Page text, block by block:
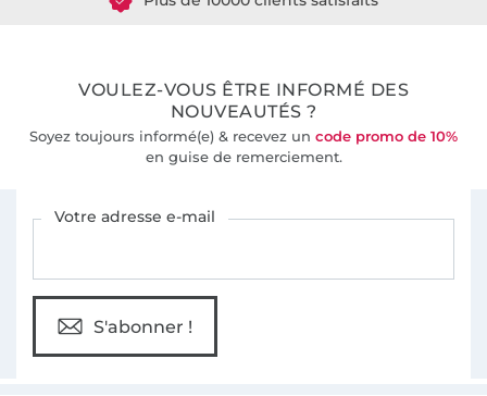
VOULEZ-VOUS ÊTRE INFORMÉ DES
NOUVEAUTÉS ?
Soyez toujours informé(e) & recevez un code promo de 10%
en guise de remerciement.
Votre adresse e-mail
S'abonner !